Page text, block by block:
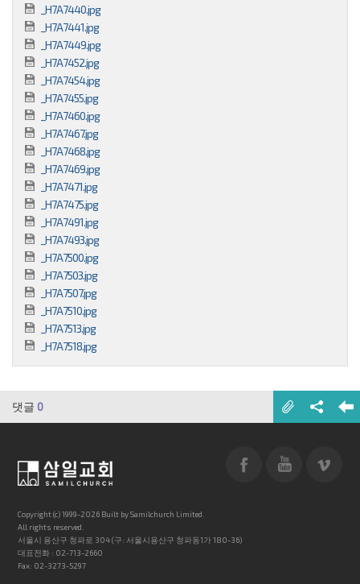
_H7A7440.jpg
_H7A7441.jpg
_H7A7449.jpg
_H7A7452.jpg
_H7A7454.jpg
_H7A7455.jpg
_H7A7460.jpg
_H7A7467.jpg
_H7A7468.jpg
_H7A7469.jpg
_H7A7471.jpg
_H7A7475.jpg
_H7A7491.jpg
_H7A7493.jpg
_H7A7500.jpg
_H7A7503.jpg
_H7A7507.jpg
_H7A7510.jpg
_H7A7513.jpg
_H7A7518.jpg
댓글 0
Copyright (c) 1999-2026 Built by Samilchurch Limited.
All rights reserved.
서울시 용산구 청파로 304 (구: 서울시용산구 청파동1가 180-36)
대표전화 : 02-713-2660
Fax: 02-3273-5297